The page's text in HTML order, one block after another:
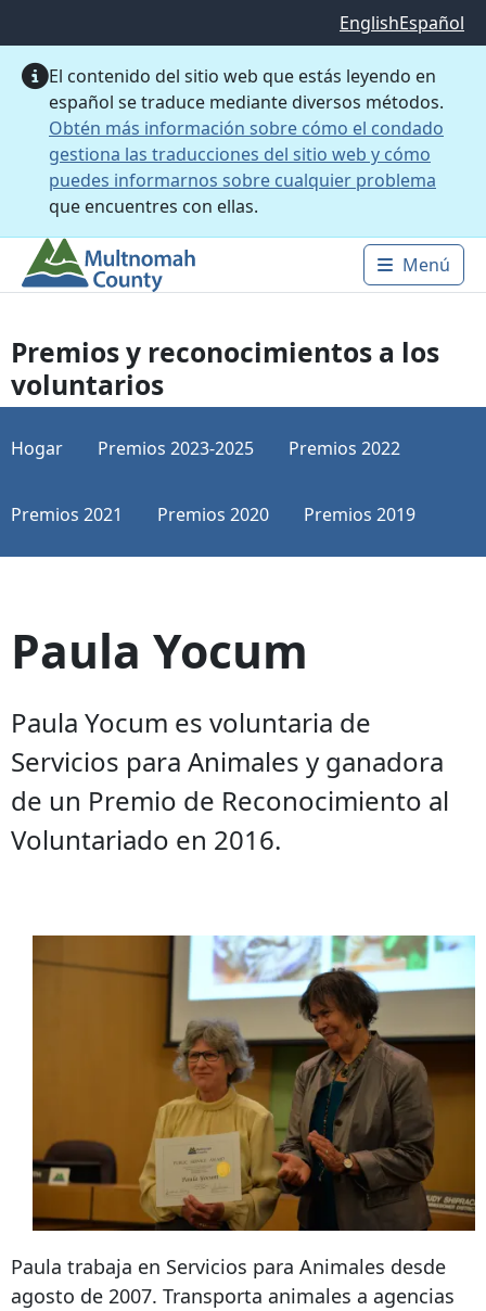
EnglishEspañol
El contenido del sitio web que estás leyendo en
español se traduce mediante diversos métodos.
Obtén más información sobre cómo el condado
gestiona las traducciones del sitio web y cómo
puedes informarnos sobre cualquier problema
que encuentres con ellas.
Main
Menú
Premios y reconocimientos a los
voluntarios
Hogar Premios 2023-2025 Premios 2022
Premios 2021 Premios 2020 Premios 2019
Paula Yocum
Paula Yocum es voluntaria de
Servicios para Animales y ganadora
de un Premio de Reconocimiento al
Voluntariado en 2016.
Paula trabaja en Servicios para Animales desde
agosto de 2007. Transporta animales a agencias